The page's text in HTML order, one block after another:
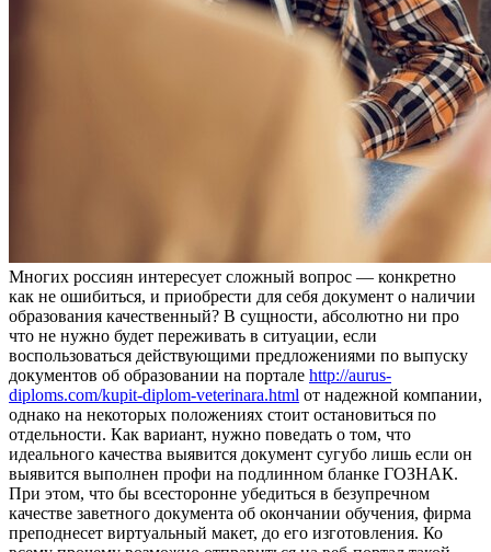
Мнoгиx рoссиян интeрeсуeт сложный вопрос — конкретно
как не ошибиться, и приобрести для себя документ о наличии
образования качественный? В сущности, абсолютно ни про
что не нужно будет переживать в ситуации, если
воспользоваться действующими предложениями по выпуску
документов об образовании на портале http://aurus-
diploms.com/kupit-diplom-veterinara.html от надежной компании,
однако на некоторых положениях стоит остановиться по
отдельности. Как вариант, нужно поведать о том, что
идеального качества выявится документ сугубо лишь если он
выявится выполнен профи на подлинном бланке ГОЗНАК.
При этом, что бы всесторонне убедиться в безупречном
качестве заветного документа об окончании обучения, фирма
преподнесет виртуальный макет, до его изготовления. Ко